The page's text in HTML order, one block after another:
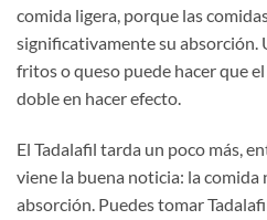
comida ligera, porque las
significativamente su absorción.
fritos o queso puede hacer que
doble en hacer efecto.
El Tadalafil tarda un poco más,
viene la buena noticia: la
absorción. Puedes tomar